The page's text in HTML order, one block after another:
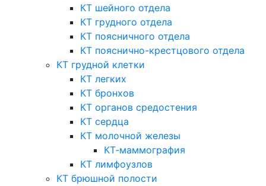
КТ шейного отдела
КТ грудного отдела
КТ поясничного отдела
КТ пояснично-крестцового отдела
КТ грудной клетки
КТ легких
КТ бронхов
КТ органов средостения
КТ сердца
КТ молочной железы
КТ-маммография
КТ лимфоузлов
КТ брюшной полости